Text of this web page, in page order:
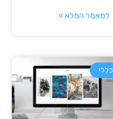
למאמר המלא »
כללי